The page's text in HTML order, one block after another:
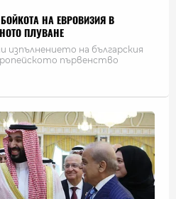
БОЙКОТА НА ЕВРОВИЗИЯ В
ПЛУВАНЕ
изпълнението на българския
първенство